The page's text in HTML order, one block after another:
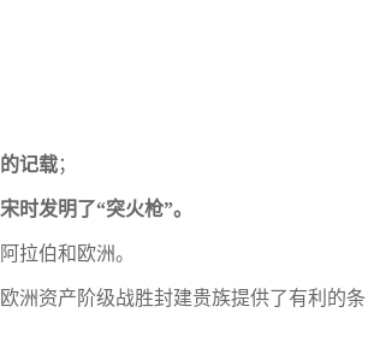
记载；
时发明了“突火枪”。
拉伯和欧洲。
洲资产阶级战胜封建贵族提供了有利的条